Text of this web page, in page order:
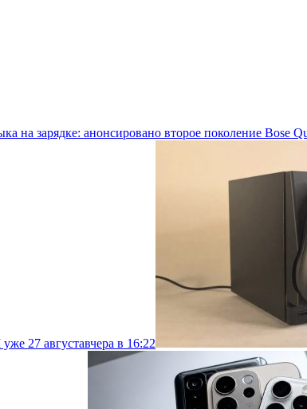
на зарядке: анонсировано второе поколение Bose
27 августавчера в 16:22